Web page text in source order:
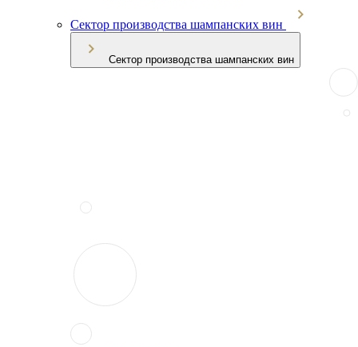
Сектор производства шампанских вин
Сектор производства шампанских вин